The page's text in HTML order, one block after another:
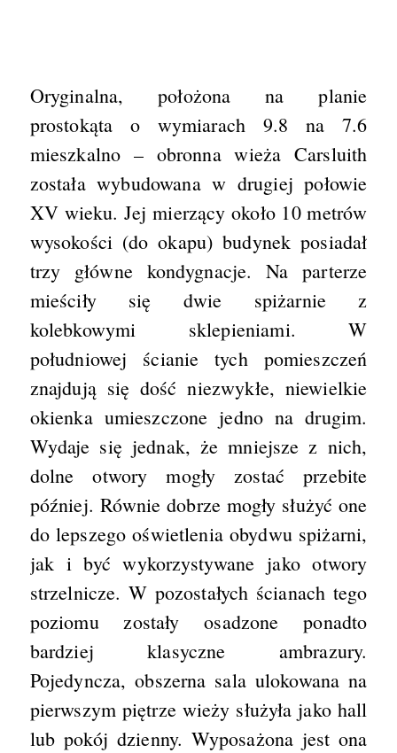
Oryginalna, położona na planie
prostokąta o wymiarach 9.8 na 7.6
mieszkalno – obronna wieża Carsluith
została wybudowana w drugiej połowie
XV wieku. Jej mierzący około 10 metrów
wysokości (do okapu) budynek posiadał
trzy główne kondygnacje. Na parterze
mieściły się dwie spiżarnie z
kolebkowymi sklepieniami. W
południowej ścianie tych pomieszczeń
znajdują się dość niezwykłe, niewielkie
okienka umieszczone jedno na drugim.
Wydaje się jednak, że mniejsze z nich,
dolne otwory mogły zostać przebite
później. Równie dobrze mogły służyć one
do lepszego oświetlenia obydwu spiżarni,
jak i być wykorzystywane jako otwory
strzelnicze. W pozostałych ścianach tego
poziomu zostały osadzone ponadto
bardziej klasyczne ambrazury.
Pojedyncza, obszerna sala ulokowana na
pierwszym piętrze wieży służyła jako hall
lub pokój dzienny. Wyposażona jest ona